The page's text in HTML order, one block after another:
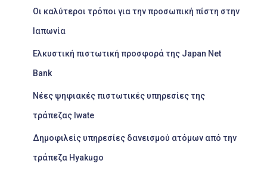
Οι καλύτεροι τρόποι για την προσωπική πίστη στην
Ιαπωνία
Ελκυστική πιστωτική προσφορά της Japan Net
Bank
Νέες ψηφιακές πιστωτικές υπηρεσίες της
τράπεζας Iwate
Δημοφιλείς υπηρεσίες δανεισμού ατόμων από την
τράπεζα Hyakugo